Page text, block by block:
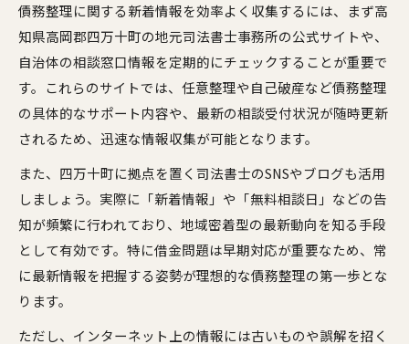
司法書士・債務整理新着情報の探し方解説
リアルタイムで情報収集するためのコツ
過払い金請求など最新傾向を知る方法
信頼できる情報源を選ぶポイント
債務整理に強い司法書士の見つけ方
債務整理の新しい情報を安心して集めるコツ
司法書士・債務整理の安全な情報収集方法
新着情報の信憑性を見極めるチェック項目
相談料や債務整理費用を正しく把握する方法
債務整理に関する新着情報を効率よく収集するには、まず高
知県高岡郡四万十町の地元司法書士事務所の公式サイトや、
自治体の相談窓口情報を定期的にチェックすることが重要で
す。これらのサイトでは、任意整理や自己破産など債務整理
の具体的なサポート内容や、最新の相談受付状況が随時更新
されるため、迅速な情報収集が可能となります。
また、四万十町に拠点を置く司法書士のSNSやブログも活用
しましょう。実際に「新着情報」や「無料相談日」などの告
知が頻繁に行われており、地域密着型の最新動向を知る手段
として有効です。特に借金問題は早期対応が重要なため、常
に最新情報を把握する姿勢が理想的な債務整理の第一歩とな
ります。
ただし、インターネット上の情報には古いものや誤解を招く